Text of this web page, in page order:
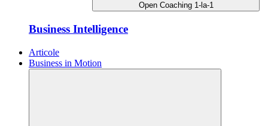
Open Coaching 1-la-1
Business Intelligence
Articole
Business in Motion